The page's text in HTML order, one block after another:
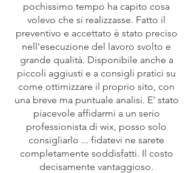
pochissimo tempo ha capito cosa
volevo che si realizzasse. Fatto il
preventivo e accettato è stato preciso
nell'esecuzione del lavoro svolto e
grande qualità. Disponibile anche a
piccoli aggiusti e a consigli pratici su
come ottimizzare il proprio sito, con
una breve ma puntuale analisi. E' stato
piacevole affidarmi a un serio
professionista di wix, posso solo
consigliarlo ... fidatevi ne sarete
completamente soddisfatti. Il costo
decisamente vantaggioso.